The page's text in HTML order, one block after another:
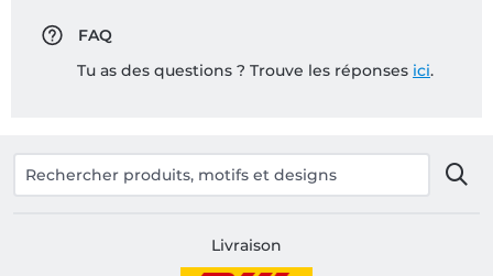
FAQ
Tu as des questions ? Trouve les réponses ici.
Livraison